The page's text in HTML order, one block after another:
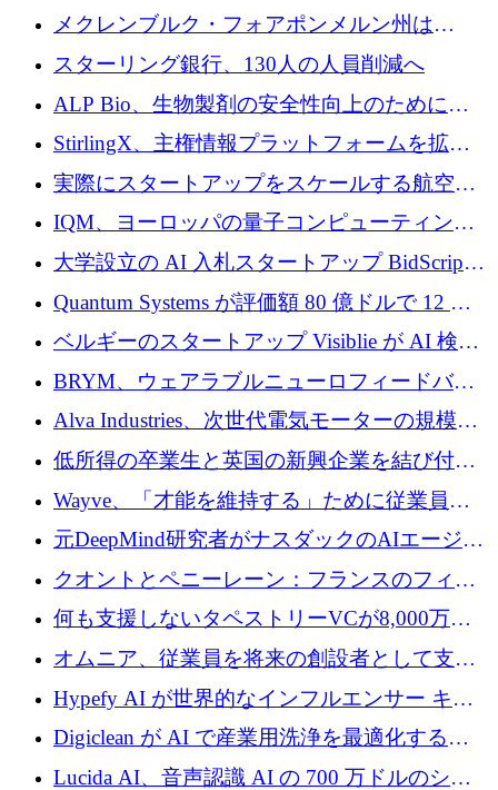
ンタム・キャピタルが気候変動対策ハードウ
ェア投資として初回クローズで6,000万ユーロ
を確保
メクレンブルク・フォアポンメルン州は
Nextcloud を州全体に展開し、オープンソース
戦略を拡大
スターリング銀行、130人の人員削減へ
ALP Bio、生物製剤の安全性向上のために
Venture Kick から 16 万 1,000 ユーロを調達
StirlingX、主権情報プラットフォームを拡張
するためにシリーズ A で 2,000 万ドルを確保
実際にスタートアップをスケールする航空イ
ノベーション モデルを学ぶ
IQM、ヨーロッパの量子コンピューティング
企業として初めて米国の主要取引所に上場
大学設立の AI 入札スタートアップ BidScript
がプレシード資金総額 100 万ドルを突破
Quantum Systems が評価額 80 億ドルで 12 億
ドルを調達
ベルギーのスタートアップ Visiblie が AI 検索
の可視化のために 50 万ユーロを調達
BRYM、ウェアラブルニューロフィードバッ
クプラットフォームの開発に65万ユーロを確
Alva Industries、次世代電気モーターの規模拡
大に 1,600 万ユーロを調達
低所得の卒業生と英国の新興企業を結び付け
るためにCommon Pathを開始
Wayve、「才能を維持する」ために従業員に
8,500万ドルの株式公開買い付けを実施
元DeepMind研究者がナスダックのAIエージェ
ントを拡張するためにCreandumの資金調達で
記録を獲得
クオントとペニーレーン：フランスのフィン
テックの友人と敵
何も支援しないタペストリーVCが8,000万ド
ルの資金を調達、ロンドン事務所を開設
オムニア、従業員を将来の創設者として支援
するために Firedrop でファンドを立ち上げる
Hypefy AI が世界的なインフルエンサー キャ
ンペーンを自動化するためにシリーズ A で
720 万ドルを調達
Digiclean が AI で産業用洗浄を最適化するた
めに 250 万ユーロを調達
Lucida AI、音声認識 AI の 700 万ドルのシー